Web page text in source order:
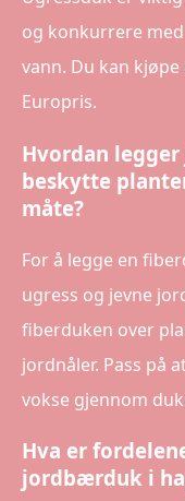
og konkurrere
vann. Du kan
Europris.
Hvordan
beskytte
måte?
For å legge en
ugress og jevne
fiberduken over
jordnåler. Pass på
vokse gjennom
Hva er
jordbærduk i